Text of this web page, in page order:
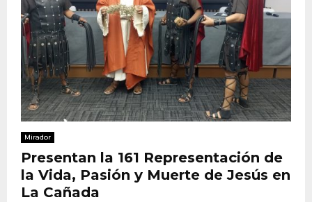
Mirador
Presentan la 161 Representación de
la Vida, Pasión y Muerte de Jesús en
La Cañada